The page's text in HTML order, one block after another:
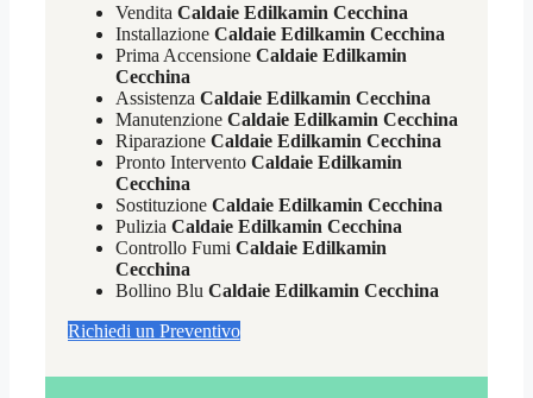
Vendita Caldaie Edilkamin Cecchina
Installazione Caldaie Edilkamin Cecchina
Prima Accensione Caldaie Edilkamin
Cecchina
Assistenza Caldaie Edilkamin Cecchina
Manutenzione Caldaie Edilkamin Cecchina
Riparazione Caldaie Edilkamin Cecchina
Pronto Intervento Caldaie Edilkamin
Cecchina
Sostituzione Caldaie Edilkamin Cecchina
Pulizia Caldaie Edilkamin Cecchina
Controllo Fumi Caldaie Edilkamin
Cecchina
Bollino Blu Caldaie Edilkamin Cecchina
Richiedi un Preventivo